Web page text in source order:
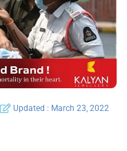
Updated : March 23, 2022